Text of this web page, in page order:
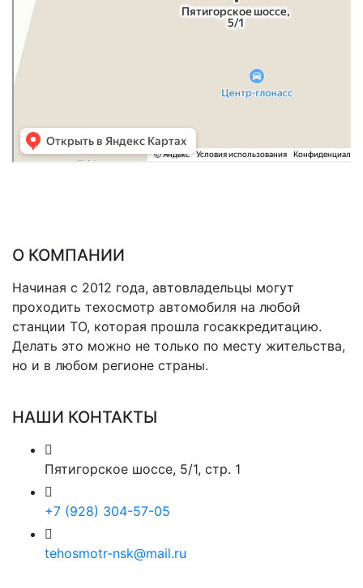
О КОМПАНИИ
Начиная с 2012 года, автовладельцы могут
проходить техосмотр автомобиля на любой
станции ТО, которая прошла госаккредитацию.
Делать это можно не только по месту жительства,
но и в любом регионе страны.
НАШИ КОНТАКТЫ
Пятигорское шоссе, 5/1, стр. 1
+7 (928) 304-57-05
tehosmotr-nsk@mail.ru